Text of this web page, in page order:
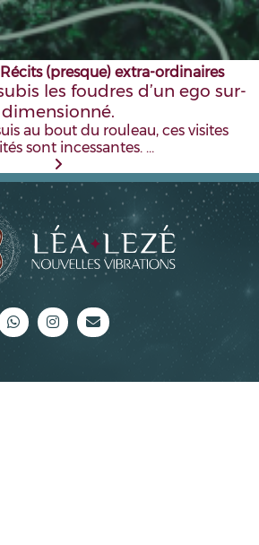
Récits (presque) extra-ordinaires
les foudres d’un ego sur-
dimensionné.
au bout du rouleau, ces visites
sont incessantes. …